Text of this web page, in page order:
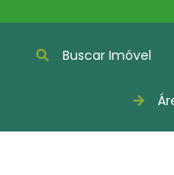
Buscar Imóvel